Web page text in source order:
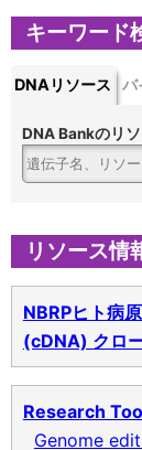
ナ
ビ
ー
シ
ン
キーワード
DNAリソース バ
DNA Bankのリ
リソース情
NBRPヒト病
(cDNA) クロ
Research
Genome